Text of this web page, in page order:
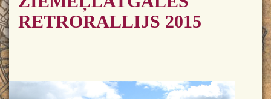
RETRORALLIJS 2015